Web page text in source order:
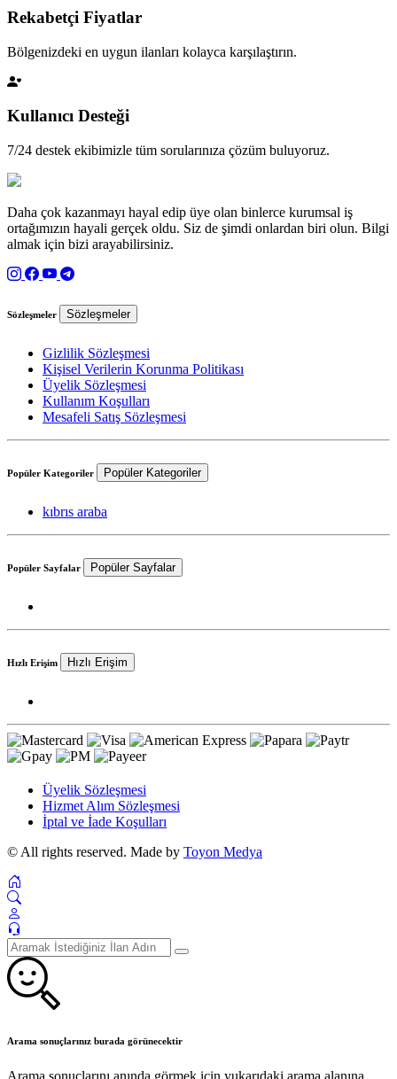
Rekabetçi Fiyatlar
Bölgenizdeki en uygun ilanları kolayca karşılaştırın.
Kullanıcı Desteği
7/24 destek ekibimizle tüm sorularınıza çözüm buluyoruz.
Daha çok kazanmayı hayal edip üye olan binlerce kurumsal iş
ortağımızın hayali gerçek oldu. Siz de şimdi onlardan biri olun. Bilgi
almak için bizi arayabilirsiniz.
Sözleşmeler Sözleşmeler
Gizlilik Sözleşmesi
Kişisel Verilerin Korunma Politikası
Üyelik Sözleşmesi
Kullanım Koşulları
Mesafeli Satış Sözleşmesi
Popüler Kategoriler Popüler Kategoriler
kıbrıs araba
Popüler Sayfalar Popüler Sayfalar
Hızlı Erişim Hızlı Erişim
Üyelik Sözleşmesi
Hizmet Alım Sözleşmesi
İptal ve İade Koşulları
© All rights reserved. Made by Toyon Medya
Arama sonuçlarınız burada görünecektir
Arama sonuçlarını anında görmek için yukarıdaki arama alanına